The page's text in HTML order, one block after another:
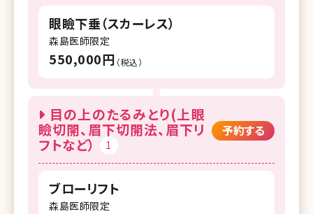
眼瞼下垂（スカーレス）
森島医師限定
550,000円 （税込）
目の上のたるみとり(上眼
瞼切開、眉下切開法、眉下リ
フトなど）
1
予約する
ブローリフト
森島医師限定